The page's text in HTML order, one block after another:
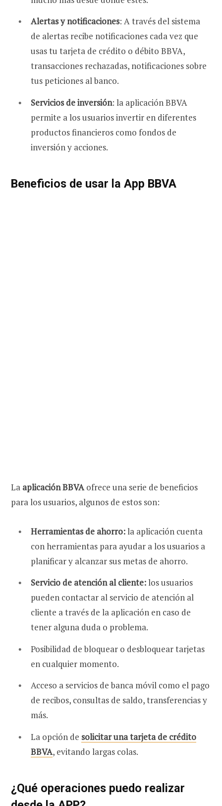
Alertas y notificaciones: A través del sistema
de alertas recibe notificaciones cada vez que
usas tu tarjeta de crédito o débito BBVA,
transacciones rechazadas, notificaciones sobre
tus peticiones al banco.
Servicios de inversión: la aplicación BBVA
permite a los usuarios invertir en diferentes
productos financieros como fondos de
inversión y acciones.
Beneficios de usar la App BBVA
La aplicación BBVAofrece una serie de beneficios
para los usuarios, algunos de estos son:
Herramientas de ahorro: la aplicación cuenta
con herramientas para ayudar a los usuarios a
planificar y alcanzar sus metas de ahorro.
Servicio de atención al cliente: los usuarios
pueden contactar al servicio de atención al
cliente a través de la aplicación en caso de
tener alguna duda o problema.
Posibilidad de bloquear o desbloquear tarjetas
en cualquier momento.
Acceso a servicios de banca móvil como el pago
de recibos, consultas de saldo, transferencias y
más.
La opción de solicitar una tarjeta de crédito
BBVA, evitando largas colas.
¿Qué operaciones puedo realizar